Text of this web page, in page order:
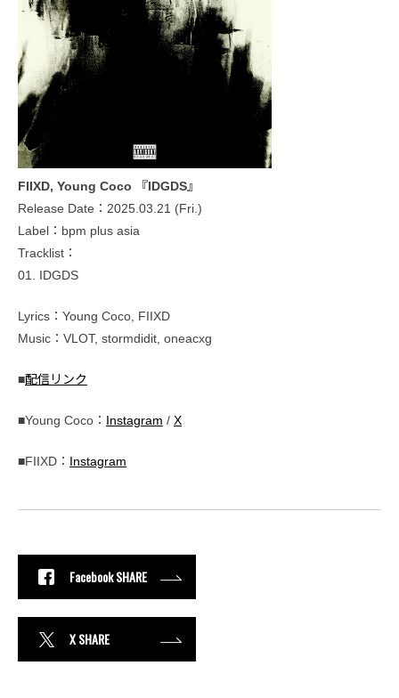
FIIXD, Young Coco 『IDGDS』
Release Date：2025.03.21 (Fri.)
Label：bpm plus asia
Tracklist：
01. IDGDS
Lyrics：Young Coco, FIIXD
Music：VLOT, stormdidit, oneacxg
■配信リンク
■Young Coco： Instagram / X
■FIIXD： Instagram
Facebook SHARE
X SHARE